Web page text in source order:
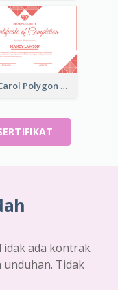
Cute Carol Polygon Certificate Design Template
ada kontrak
unduhan. Tidak